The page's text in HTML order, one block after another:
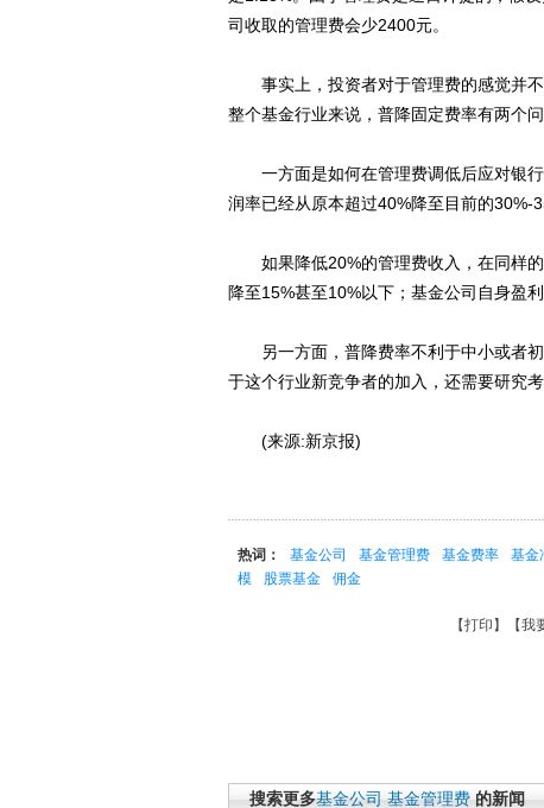
司收取的管理费会少2400元。
事实上，投资者对于管理费的感觉并不
整个基金行业来说，普降固定费率有两个问
一方面是如何在管理费调低后应对银行
润率已经从原本超过40%降至目前的30%-
如果降低20%的管理费收入，在同样的
降至15%甚至10%以下；基金公司自身盈利
另一方面，普降费率不利于中小或者初
于这个行业新竞争者的加入，还需要研究
(来源:新京报)
热词： 基金公司 基金管理费 基金费率 基金
模
股票基金 佣金
【打印 】【我
搜索更多基金公司 基金管理费 的新闻